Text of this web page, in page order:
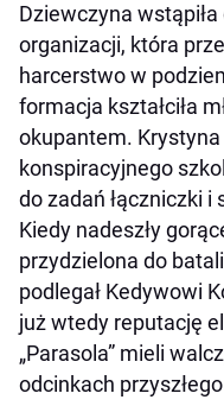
Dziewczyna
organizacji, która
harcerstwo w
formacja kształciła
okupantem.
konspiracyjnego
do zadań łączniczki i
Kiedy nadeszły
przydzielona do
podlegał Kedywowi
już wtedy reputację
„Parasola” mieli
odcinkach